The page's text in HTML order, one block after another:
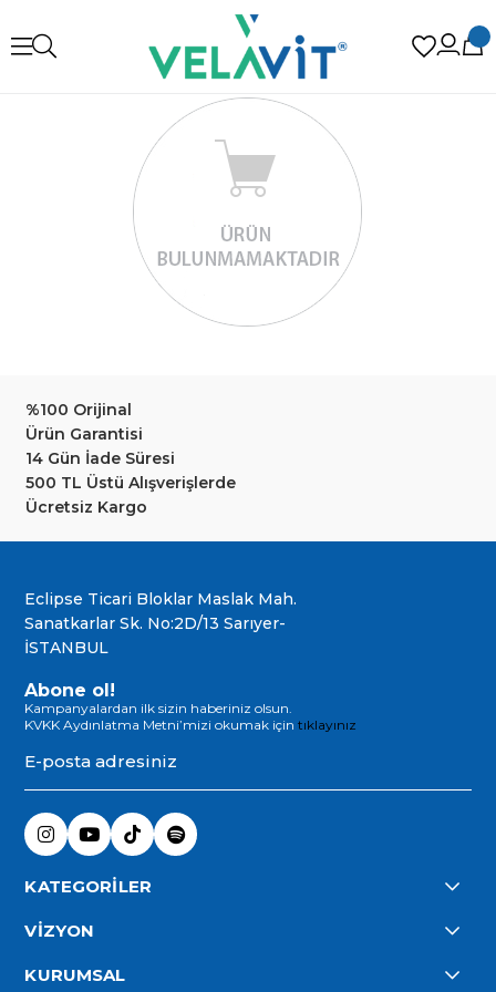
%100 Orijinal
Ürün Garantisi
14 Gün İade Süresi
500 TL Üstü Alışverişlerde
Ücretsiz Kargo
Eclipse Ticari Bloklar Maslak Mah.
Sanatkarlar Sk. No:2D/13 Sarıyer-
İSTANBUL
Abone ol!
Kampanyalardan ilk sizin haberiniz olsun.
KVKK Aydınlatma Metni’mizi okumak içintıklayınız
KATEGORİLER
VİZYON
KURUMSAL